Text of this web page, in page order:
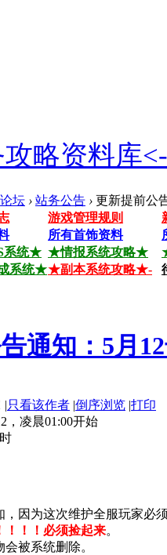
略资料库<-
论坛 › 站务公告 › 更新提前公
游戏管理规则
所有首饰资料
系统★ ★情报系统攻略★
系统★★副本系统攻略★-
通知：5月
|只看该作者 |倒序浏览 |打印
，凌晨01:00开始
，因为这次维护全服玩家必
！！！必须捡起来。
被系统删除。